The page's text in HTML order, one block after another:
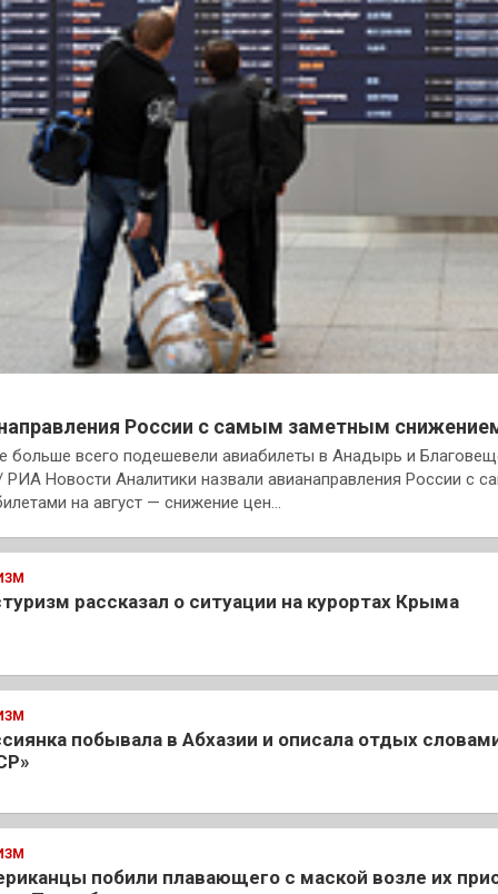
России с самым заметным
больше всего подешевели авиабилеты в Анадырь и
Новости Аналитики назвали авианаправления России с
на август — снижение цен…
рассказал о ситуации на курортах Крыма
побывала в Абхазии и описала отдых
побили плавающего с маской возле их